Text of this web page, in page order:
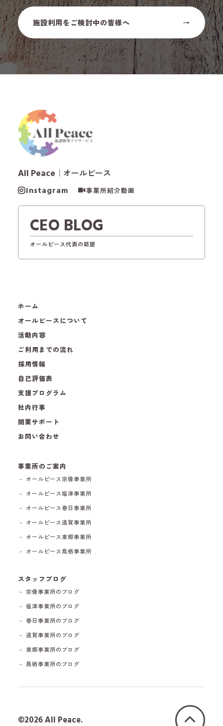
施設利用をご検討中の皆様へ
All Peace ｜オールピース
Instagram 事業所紹介動画
CEO BLOG
オールピース代表の部屋
ホーム
オールピースについて
活動内容
ご利用までの流れ
採用情報
自己評価表
支援プログラム
社内行事
開業サポート
お問い合わせ
事業所のご案内
－ オールピース宗像事業所
－ オールピース福津事業所
－ オールピース春日事業所
－ オールピース遠賀事業所
－ オールピース東郷事業所
－ オールピース鳥栖事業所
スタッフブログ
－ 宗像事業所のブログ
－ 福津事業所のブログ
－ 春日事業所のブログ
－ 遠賀事業所のブログ
－ 東郷事業所のブログ
－ 鳥栖事業所のブログ
©2026 All Peace.